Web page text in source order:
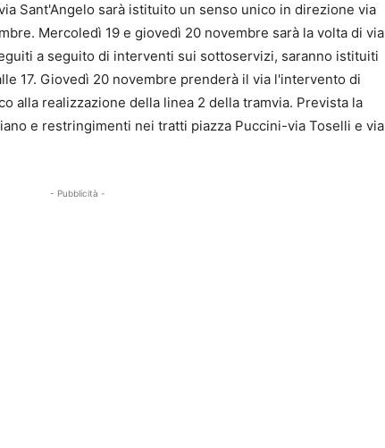
Sant'Angelo sarà istituito un senso unico in direzione via
Mercoledì 19 e giovedì 20 novembre sarà la volta di via
a seguito di interventi sui sottoservizi, saranno istituiti
17. Giovedì 20 novembre prenderà il via l'intervento di
alla realizzazione della linea 2 della tramvia. Prevista la
e restringimenti nei tratti piazza Puccini-via Toselli e via
- Pubblicità -